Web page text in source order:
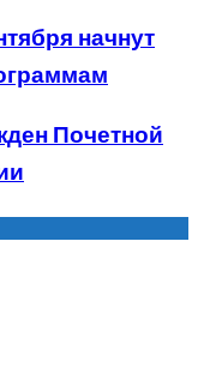
начнут
Почетной